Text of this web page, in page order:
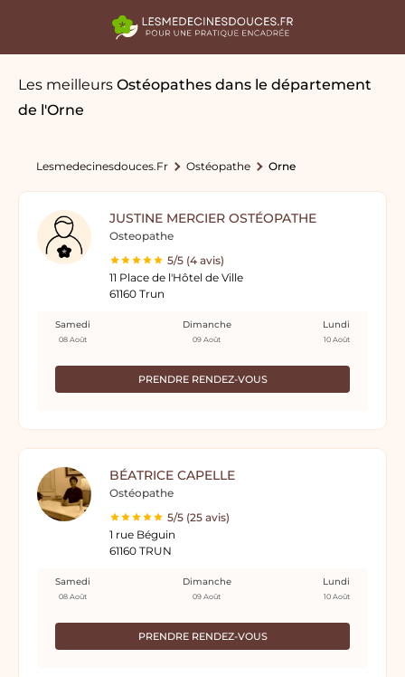
Les meilleurs Ostéopathes dans le département
de l'Orne
Lesmedecinesdouces.fr Ostéopathe Orne
JUSTINE MERCIER OSTÉOPATHE
Osteopathe
5/5 (4 avis)
11 Place de l'Hôtel de Ville
61160 Trun
PRENDRE RENDEZ-VOUS
Samedi
08 Août
Dimanche
09 Août
Lundi
10 Août
BÉATRICE CAPELLE
Ostéopathe
5/5 (25 avis)
1 rue Béguin
61160 TRUN
PRENDRE RENDEZ-VOUS
Samedi
08 Août
Dimanche
09 Août
Lundi
10 Août